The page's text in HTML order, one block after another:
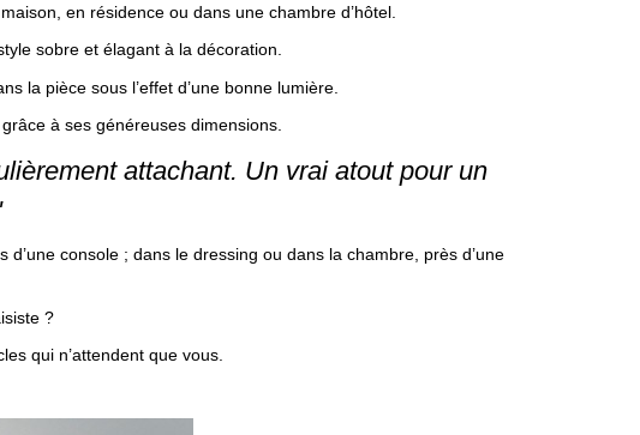
en résidence ou dans une chambre d’hôtel.
sobre et élagant à la décoration.
la pièce sous l’effet d’une bonne lumière.
à ses généreuses dimensions.
attachant. Un vrai atout pour un
console ; dans le dressing ou dans la chambre, près d’une
?
qui n’attendent que vous.